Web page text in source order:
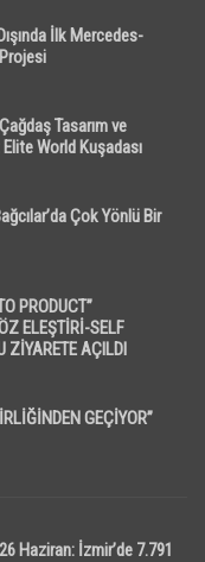
İlk Mercedes-
Tasarım ve
World Kuşadası
Çok Yönlü Bir
PRODUCT”
ELEŞTİRİ-SELF
ZİYARETE AÇILDI
GEÇİYOR”
Haziran: İzmir’de 7.791